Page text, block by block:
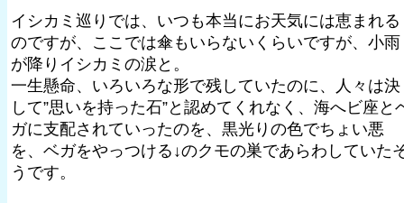
イシカミ巡りでは、いつも本当にお天気には恵まれる
のですが、ここでは傘もいらないくらいですが、小雨
が降りイシカミの涙と。
一生懸命、いろいろな形で残していたのに、人々は決
して”思いを持った石”と認めてくれなく、海へビ座と
ガに支配されていったのを、黒光りの色でちょい悪
を、ベガをやっつける↓のクモの巣であらわしていた
うです。